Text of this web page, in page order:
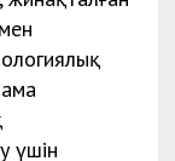
үшін